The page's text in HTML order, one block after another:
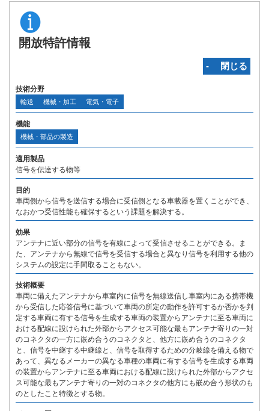
開放特許情報
‐ 閉じる
技術分野
輸送 機械・加工 電気・電子
機能
機械・部品の製造
適用製品
信号を伝達する物等
目的
車両側から信号を送信する場合に受信側となる車載器を置くことができ、
なおかつ受信性能も確保するという課題を解決する。
効果
アンテナに近い部分の信号を有線によって受信させることができる。ま
た、アンテナから無線で信号を受信する場合と異なり信号を利用する他の
システムの設定に手間取ることもない。
技術概要
車両に備えたアンテナから車室内に信号を無線送信し車室内にある携帯機
から受信した応答信号に基づいて車両の所定の動作を許可するか否かを判
定する車両に有する信号を生成する車両の装置からアンテナに至る車両に
おける配線に設けられた外部からアクセス可能な最もアンテナ寄りの一対
のコネクタの一方に嵌め合うのコネクタと、他方に嵌め合うのコネクタ
と、信号を中継する中継線と、信号を取得するための分岐線を備える物で
あって、異なるメーカーの異なる車種の車両に有する信号を生成する車両
の装置からアンテナに至る車両における配線に設けられた外部からアクセ
ス可能な最もアンテナ寄りの一対のコネクタの他方にも嵌め合う形状のも
のとしたこと特徴とする物。